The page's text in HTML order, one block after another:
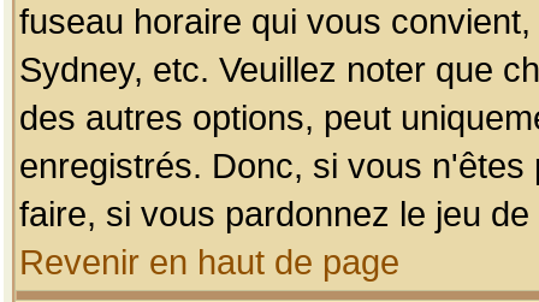
fuseau horaire qui vous
Sydney, etc. Veuillez noter que
des autres options, peut
enregistrés. Donc, si vous
faire, si vous pardonnez le jeu
Revenir en haut de page